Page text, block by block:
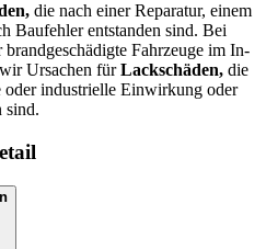
die nach einer Reparatur, einem
Baufehler entstanden sind. Bei
Fahrzeuge im In-
Ursachen fürLackschäden, die
industrielle Einwirkung oder
sind.